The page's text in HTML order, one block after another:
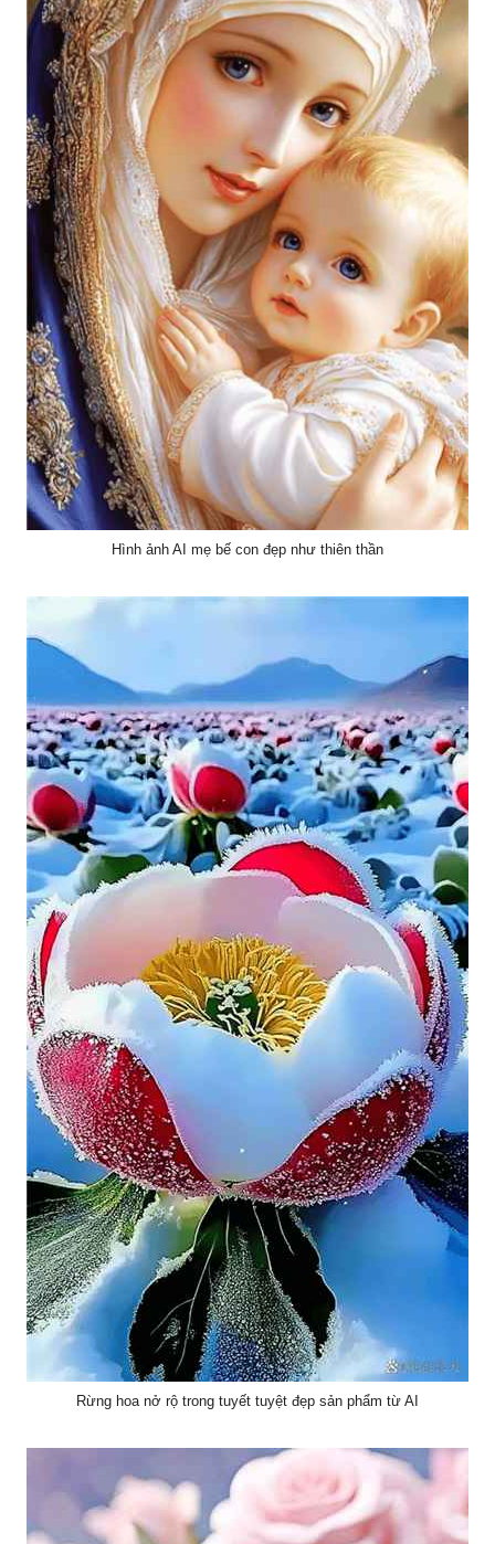
Hình ảnh AI mẹ bế con đẹp như thiên thần
Rừng hoa nở rộ trong tuyết tuyệt đẹp sản phẩm từ AI